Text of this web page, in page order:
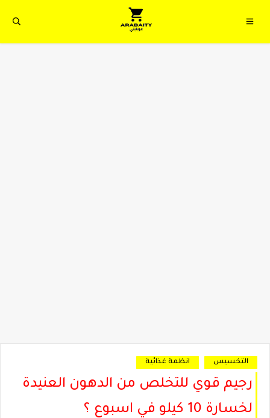
التخسيس انظمة غذائية
رجيم قوي للتخلص من الدهون العنيدة
لخسارة 10 كيلو في اسبوع ؟